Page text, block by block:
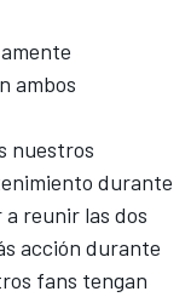
ambos
nuestros
durante
reunir las dos
acción durante
fans tengan